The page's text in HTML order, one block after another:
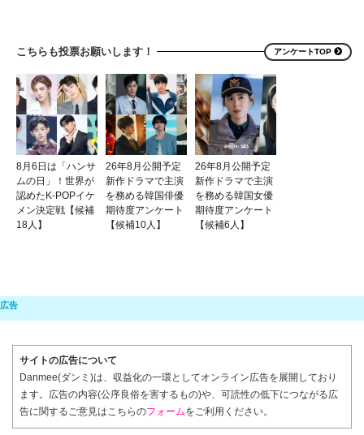
こちらも投票お願いします！ アンケートTOP
8月6日は「ハンサ
ムの日」！世界が
認めたK-POPイケ
メン決定戦【候補
18人】
26年8月公開予定
新作ドラマで主演
を務める韓国俳優
期待度アンケート
【候補10人】
26年8月公開予定
新作ドラマで主演
を務める韓国女優
期待度アンケート
【候補6人】
サイトの広告について
Danmee(ダンミ)は、収益化の一環としてオンライン広告を展開しており
ます。広告の内容(公序良俗を害するもの)や、可読性の低下につながる広
告に関するご意見はこちらのフォームをご利用ください。